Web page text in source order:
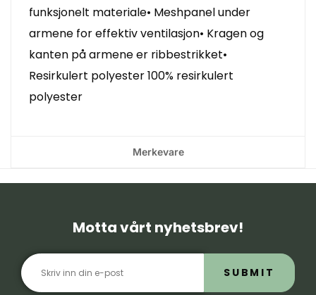
funksjonelt materiale• Meshpanel under
armene for effektiv ventilasjon• Kragen og
kanten på armene er ribbestrikket•
Resirkulert polyester 100% resirkulert
polyester
Merkevare
Motta vårt nyhetsbrev!
SUBMIT